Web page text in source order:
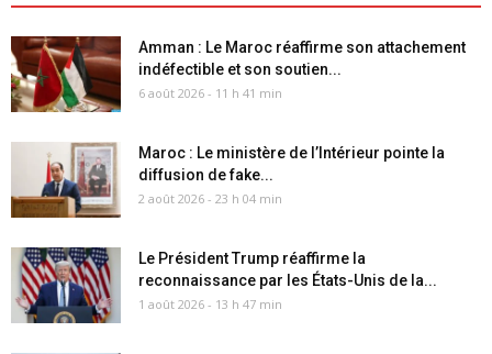
Amman : Le Maroc réaffirme son attachement
indéfectible et son soutien...
6 août 2026 - 11 h 41 min
Maroc : Le ministère de l’Intérieur pointe la
diffusion de fake...
2 août 2026 - 23 h 04 min
Le Président Trump réaffirme la
reconnaissance par les États-Unis de la...
1 août 2026 - 13 h 47 min